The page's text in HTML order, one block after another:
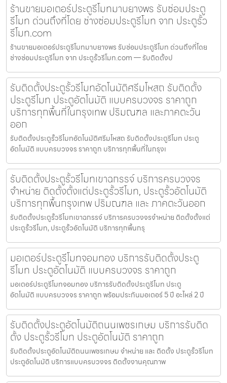
ร้านขายมอเตอร์ประตูรีโมทมาบยางพร รับซ่อมประตู
รีโมท ด่วนถึงที่โดย ช่างซ่อมประตูรีโมท จาก ประตูรั้ว
รีโมท.com
ร้านขายมอเตอร์ประตูรีโมทมาบยางพร รับซ่อมประตูรีโมท ด่วนถึงที่โดย
ช่างซ่อมประตูรีโมท จาก ประตูรั้วรีโมท.com — รับติดตั้งป
รับติดตั้งประตูรั้วรีโมทอัตโนมัติศรีมโหสถ รับติดตั้ง
ประตูรีโมท ประตูอัตโนมัติ แบบครบวงจร ราคาถูก
บริการทุกพื้นที่ในกรุงเทพ ปริมณฑล และภาคตะวัน
ออก
รับติดตั้งประตูรั้วรีโมทอัตโนมัติศรีมโหสถ รับติดตั้งประตูรีโมท ประตู
อัตโนมัติ แบบครบวงจร ราคาถูก บริการทุกพื้นที่ในกรุงเ
รับติดตั้งประตูรั้วรีโมทเขาฉกรรจ์ บริการครบวงจร
จำหน่าย ติดตั้งตั้งแต่ประตูรั้วรีโมท, ประตูรั้วอัตโนมัติ
บริการทุกพื้นกรุงเทพ ปริมณฑล และ ภาคตะวันออก
รับติดตั้งประตูรั้วรีโมทเขาฉกรรจ์ บริการครบวงจรจำหน่าย ติดตั้งตั้งแต่
ประตูรั้วรีโมท, ประตูรั้วอัตโนมัติ บริการทุกพื้นกรุ
มอเตอร์ประตูรีโมทจอมทอง บริการรับติดตั้งประตู
รีโมท ประตูอัตโนมัติ แบบครบวงจร ราคาถูก
มอเตอร์ประตูรีโมทจอมทอง บริการรับติดตั้งประตูรีโมท ประตู
อัตโนมัติ แบบครบวงจร ราคาถูก พร้อมประกันมอเตอร์ 5 ปี อะไหล่ 2 ปี
รับติดตั้งประตูอัตโนมัติถนนเพชรเกษม บริการรับติด
ตั้ง ประตูรั้วรีโมท ประตูอัตโนมัติ ราคาถูก
รับติดตั้งประตูอัตโนมัติถนนเพชรเกษม จำหน่าย และ ติดตั้ง ประตูรั้วรีโมท
ประตูอัตโนมัติ บริการแบบครบวงจร ติดตั้งงานคุณภาพ